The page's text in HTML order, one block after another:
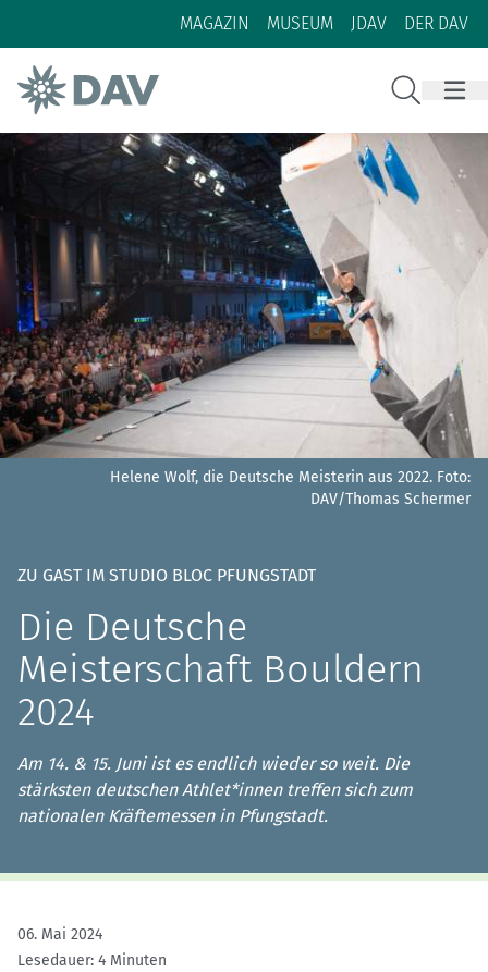
Zum Inhalt
Zur Footer-Navigation
MAGAZIN MUSEUM JDAV DER DAV
Helene Wolf, die Deutsche Meisterin aus 2022. Foto:
DAV/Thomas Schermer
ZU GAST IM STUDIO BLOC PFUNGSTADT
Die Deutsche
Meisterschaft Bouldern
2024
Am 14. & 15. Juni ist es endlich wieder so weit. Die
stärksten deutschen Athlet*innen treffen sich zum
nationalen Kräftemessen in Pfungstadt.
06. Mai 2024
Lesedauer: 4 Minuten